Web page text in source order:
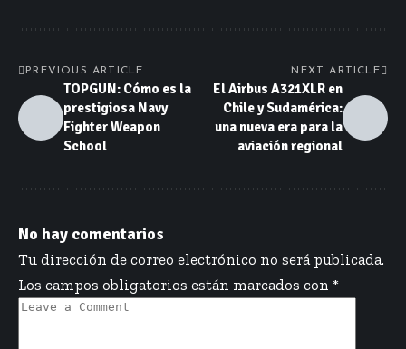
PREVIOUS ARTICLE
TOPGUN: Cómo es la
prestigiosa Navy
Fighter Weapon
School
NEXT ARTICLE
El Airbus A321XLR en
Chile y Sudamérica:
una nueva era para la
aviación regional
No hay comentarios
Tu dirección de correo electrónico no será publicada.
Los campos obligatorios están marcados con *